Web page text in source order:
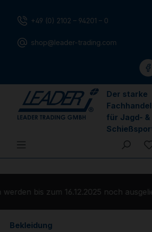
+49 (0) 2102 – 94201 – 0
shop@leader-trading.com
Der starke
für Jagd- &
bis zum 16.12.2025 noch
Bekleidung